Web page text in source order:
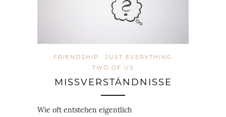
FRIENDSHIP
JUST EVERYTHING
TWO OF US
MISSVERSTÄNDNISSE
Wie oft entstehen eigentlich